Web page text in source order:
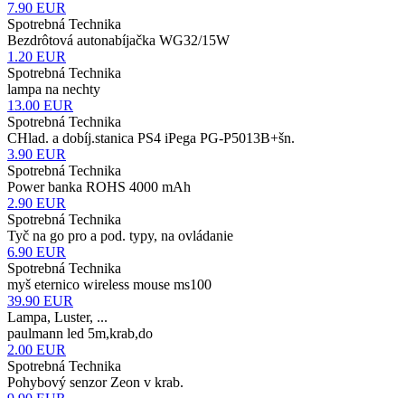
7.90 EUR
Spotrebná Technika
Bezdrôtová autonabíjačka WG32/15W
1.20 EUR
Spotrebná Technika
lampa na nechty
13.00 EUR
Spotrebná Technika
CHlad. a dobíj.stanica PS4 iPega PG-P5013B+šn.
3.90 EUR
Spotrebná Technika
Power banka ROHS 4000 mAh
2.90 EUR
Spotrebná Technika
Tyč na go pro a pod. typy, na ovládanie
6.90 EUR
Spotrebná Technika
myš eternico wireless mouse ms100
39.90 EUR
Lampa, Luster, ...
paulmann led 5m,krab,do
2.00 EUR
Spotrebná Technika
Pohybový senzor Zeon v krab.